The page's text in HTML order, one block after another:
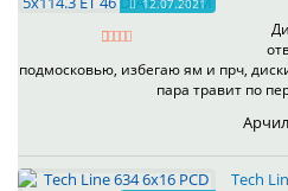
12.07.2021
подмосковью, избегаю ям и прч,
пара травит по
Арчил
Tech